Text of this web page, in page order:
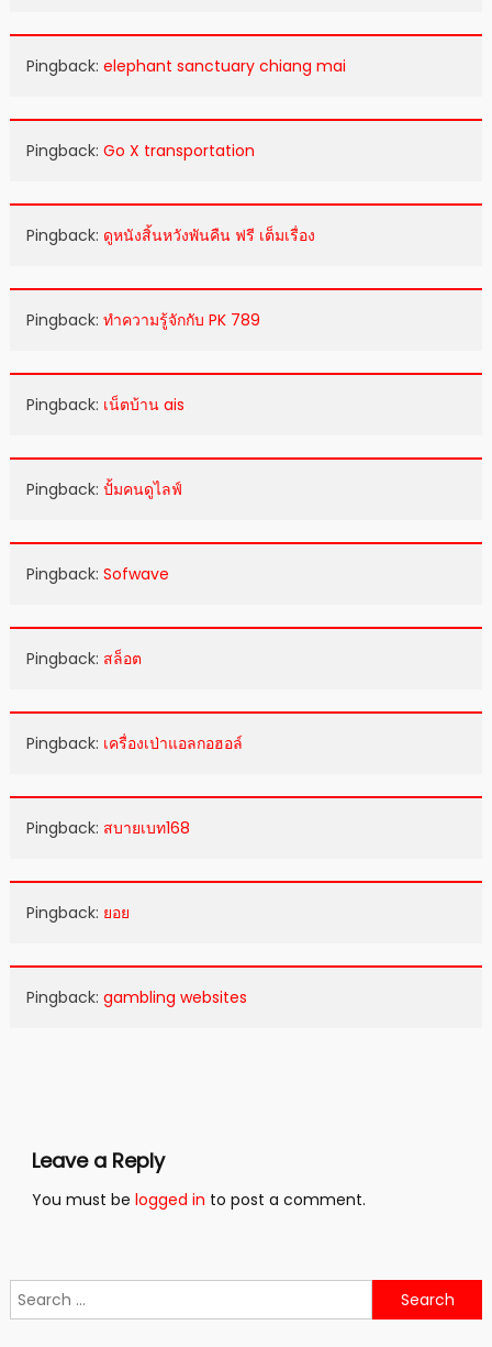
Pingback: elephant sanctuary chiang mai
Pingback: Go X transportation
Pingback: ดูหนังสิ้นหวังพันคืน ฟรี เต็มเรื่อง
Pingback: ทำความรู้จักกับ PK 789
Pingback: เน็ตบ้าน ais
Pingback: ปั้มคนดูไลฟ์
Pingback: Sofwave
Pingback: สล็อต
Pingback: เครื่องเป่าแอลกอฮอล์
Pingback: สบายเบท168
Pingback: ยอย
Pingback: gambling websites
Leave a Reply
You must be logged in to post a comment.
Search
for: